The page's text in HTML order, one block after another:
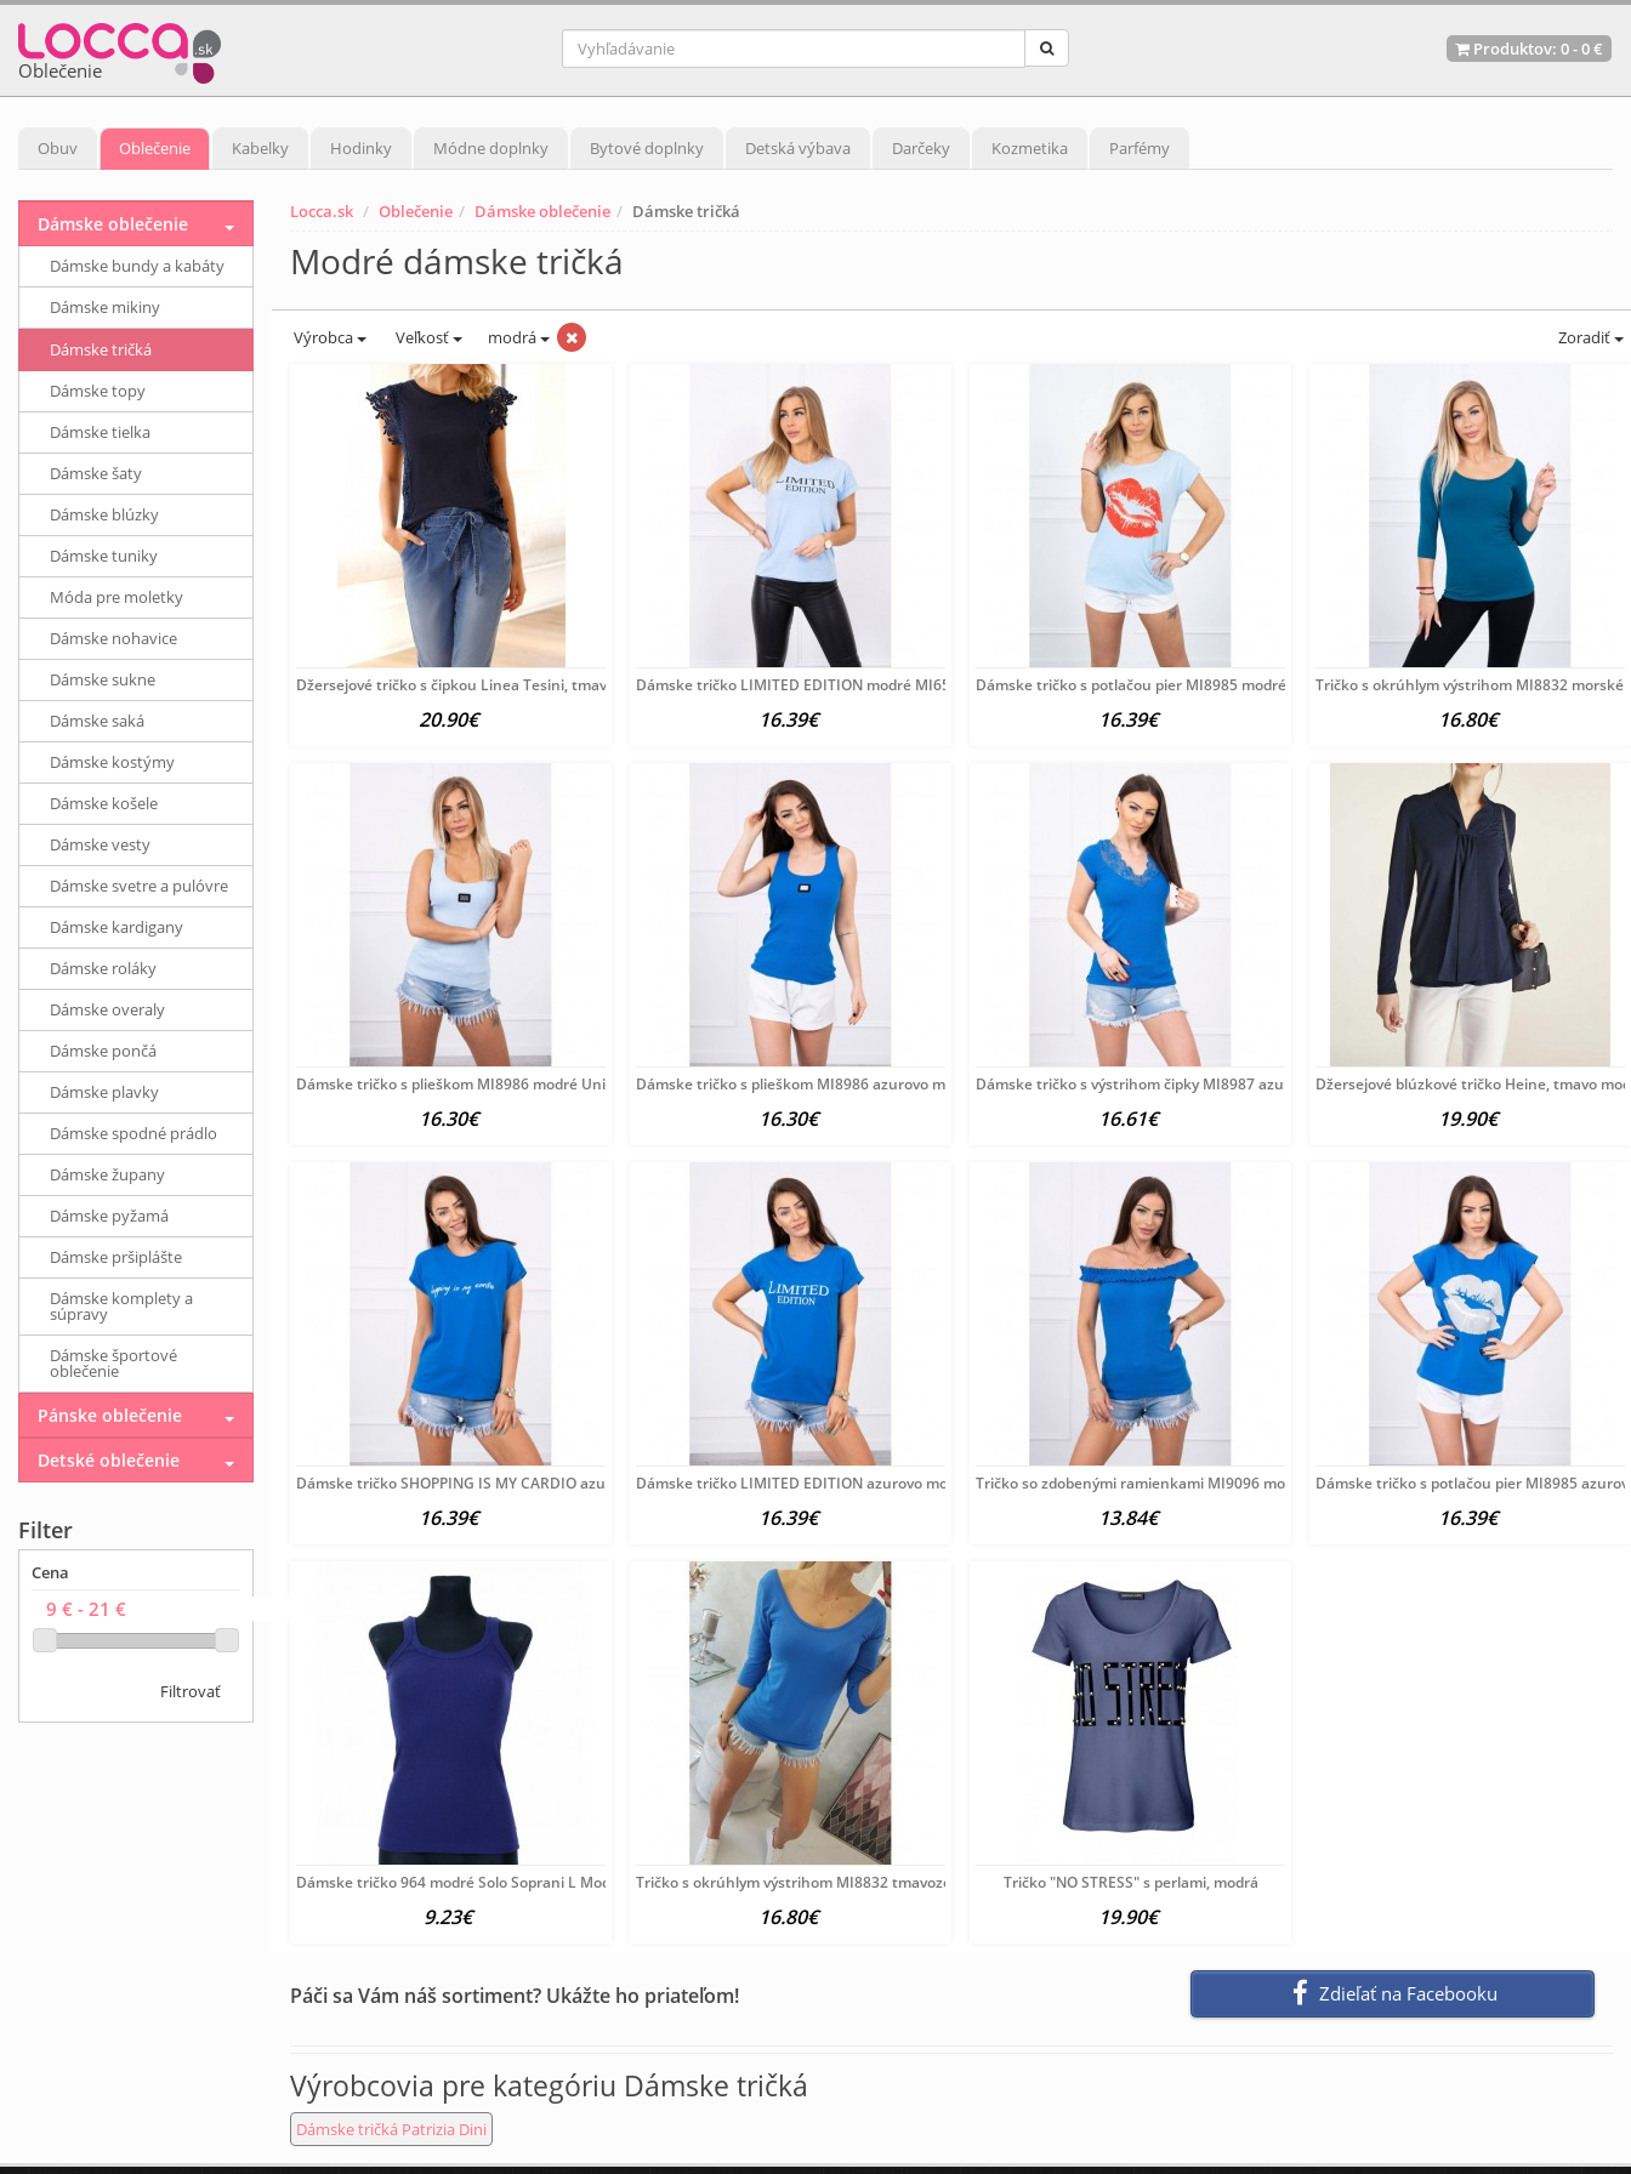
Oblečenie
Produktov: 0-0 €
Obuv Oblečenie Kabelky Hodinky Módne doplnky Bytové doplnky Detská výbava Darčeky Kozmetika Parfémy
Locca.sk Oblečenie Dámske oblečenie Dámske tričká
Modré dámske tričká
Výrobca Veľkosť modrá Zoradiť
Džersejové tričko s čipkou Linea Tesini, tmavomodrá
20.90€
Dámske tričko LIMITED EDITION modré MI65296 Univerzálna
16.39€
Dámske tričko s potlačou pier MI8985 modré Univerzálna
16.39€
Tričko s okrúhlym výstrihom MI8832 morské
16.80€
Dámske tričko s plieškom MI8986 modré Univerzálna Modrá
16.30€
Dámske tričko s plieškom MI8986 azurovo modré Univerzálna
16.30€
Dámske tričko s výstrihom čipky MI8987 azurovo modré
16.61€
Džersejové blúzkové tričko Heine, tmavo
19.90€
Dámske tričko SHOPPING IS MY CARDIO azurovo modré MI65297
16.39€
Dámske tričko LIMITED EDITION azurovo modré MI65296 Univerzálna
16.39€
Tričko so zdobenými ramienkami MI9096 modré Univerzálna
13.84€
Dámske tričko s potlačou pier MI8985
16.39€
Dámske tričko 964 modré Solo Soprani L Modrá
9.23€
Tričko s okrúhlym výstrihom MI8832 tmavozelené, Uni,
16.80€
Tričko "NO STRESS" s perlami, modrá
19.90€
Páči sa Vám náš sortiment? Ukážte ho priateľom! Zdieľať na Facebooku
Výrobcovia pre kategóriu Dámske tričká
Dámske tričká Patrizia Dini
Dámske oblečenie
Dámske bundy a kabáty
Dámske mikiny
Dámske tričká
Dámske topy
Dámske tielka
Dámske šaty
Dámske blúzky
Dámske tuniky
Móda pre moletky
Dámske nohavice
Dámske sukne
Dámske saká
Dámske kostýmy
Dámske košele
Dámske vesty
Dámske svetre a pulóvre
Dámske kardigany
Dámske roláky
Dámske overaly
Dámske pončá
Dámske plavky
Dámske spodné prádlo
Dámske župany
Dámske pyžamá
Dámske pršiplášte
Dámske komplety a
súpravy
Dámske športové
oblečenie
Pánske oblečenie
Detské oblečenie
Filter
Cena
Filtrovať